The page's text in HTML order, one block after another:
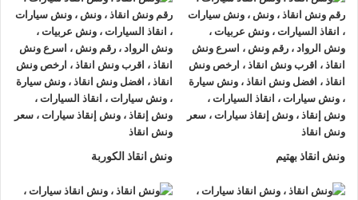
ونش انقاذ , ونش انقاذ سيارات
ونش انقاذ بهتيم ونش انقاذ الكوربة